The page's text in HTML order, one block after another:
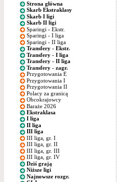
Strona główna
Skarb Ekstraklasy
Skarb I ligi
Skarb II ligi
Sparingi - Ekstr.
Sparingi - I liga
Sparingi - II liga
Transfery - Ekstr.
Transfery - I liga
Transfery - II liga
Transfery - zagr.
Przygotowania E
Przygotowania I
Przygotowania II
Polacy za granicą
Obcokrajowcy
Baraże 2026
Ekstraklasa
I liga
II liga
III liga
III liga, gr. I
III liga, gr. II
III liga, gr. III
III liga, gr. IV
Dziś grają
Niższe ligi
Najnowsze rozgr.